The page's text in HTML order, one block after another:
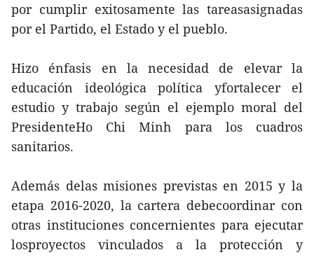
por cumplir exitosamente las tareasasignadas
por el Partido, el Estado y el pueblo.
Hizo énfasis en la necesidad de elevar la
educación ideológica política yfortalecer el
estudio y trabajo según el ejemplo moral del
PresidenteHo Chi Minh para los cuadros
sanitarios.
Además delas misiones previstas en 2015 y la
etapa 2016-2020, la cartera debecoordinar con
otras instituciones concernientes para ejecutar
losproyectos vinculados a la protección y